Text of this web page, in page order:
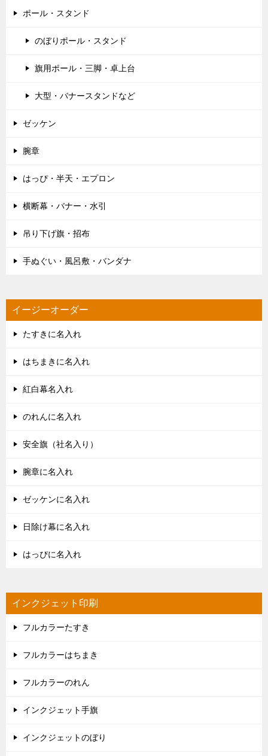
ポール・スタンド
のぼりポール・スタンド
旗用ポール・三脚・卓上台
大型・バナースタンドなど
ゼッケン
腕章
はっぴ・半天・エプロン
横断幕・バナー・水引
吊り下げ旗・招布
手ぬぐい・風呂敷・バンダナ
イージーオーダー
たすきに名入れ
はちまきに名入れ
紅白幕名入れ
のれんに名入れ
安全旗（社名入り）
腕章に名入れ
ゼッケンに名入れ
日除け幕に名入れ
はっぴに名入れ
インクジェット印刷
フルカラーたすき
フルカラーはちまき
フルカラーのれん
インクジェット手旗
インクジェットのぼり